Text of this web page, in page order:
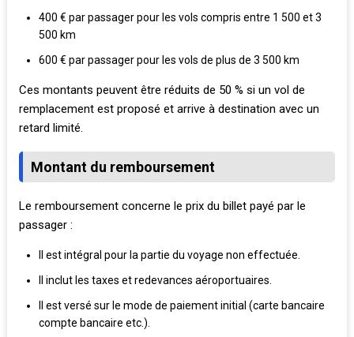
400 € par passager pour les vols compris entre 1 500 et 3
500 km
600 € par passager pour les vols de plus de 3 500 km
Ces montants peuvent être réduits de 50 % si un vol de
remplacement est proposé et arrive à destination avec un
retard limité.
Montant du remboursement
Le remboursement concerne le prix du billet payé par le
passager :
Il est intégral pour la partie du voyage non effectuée.
Il inclut les taxes et redevances aéroportuaires.
Il est versé sur le mode de paiement initial (carte bancaire
compte bancaire etc.).